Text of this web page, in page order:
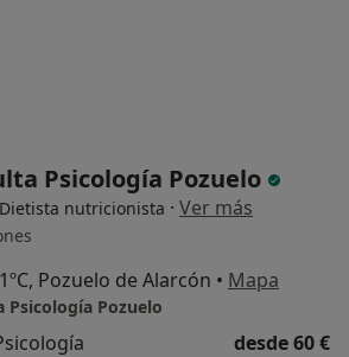
Psicología Pozuelo
nutricionista · Ver más
Pozuelo de Alarcón • Mapa
Psicología Pozuelo
desde 60 €